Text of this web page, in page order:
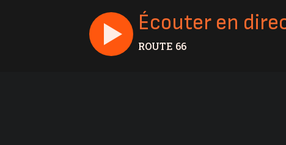
Écouter en
ROUTE 66